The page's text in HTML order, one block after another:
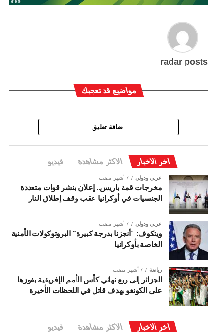
radar posts
مواضيع قد تعجبك
اضافة تعليق
اخر الاخبار الاكثر مشاهدة فيديو
عربي ودولي 7 أشهر مضت
مخرجات قمة باريس.. إعلان بنشر قوات متعددة
الجنسيات في أوكرانيا عقب وقف إطلاق النار
عربي ودولي 7 أشهر مضت
ويتكوف: “أنجزنا بدرجة كبيرة” البروتوكولات الأمنية
الخاصة بأوكرانيا
رياضة 7 أشهر مضت
الجزائر إلى ربع نهائي كأس الأمم الإفريقية بفوزها
على الكونغو بهدف قاتل في اللحظات الأخيرة
اخر الاخبار الاكثر مشاهدة فيديو